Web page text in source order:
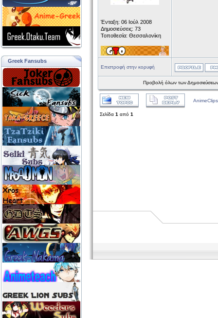
Greek Fansubs
Ένταξη: 06 Ιούλ 2008
Δημοσιεύσεις: 73
Τοποθεσία: Θεσσαλονίκη
Επιστροφή στην κορυφή
Προβολή όλων των
Σελίδα 1 από 1